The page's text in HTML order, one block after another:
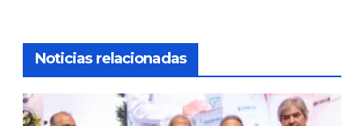
Noticias relacionadas